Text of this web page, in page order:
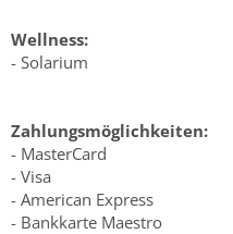
Wellness:
- Solarium
Zahlungsmöglichkeiten:
- MasterCard
- Visa
- American Express
- Bankkarte Maestro